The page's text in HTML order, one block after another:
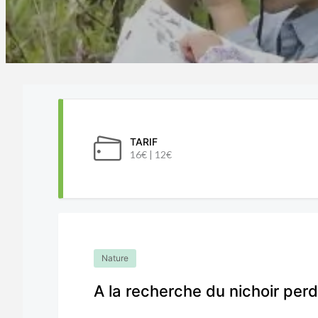
TARIF
16€ | 12€
Nature
A la recherche du nichoir